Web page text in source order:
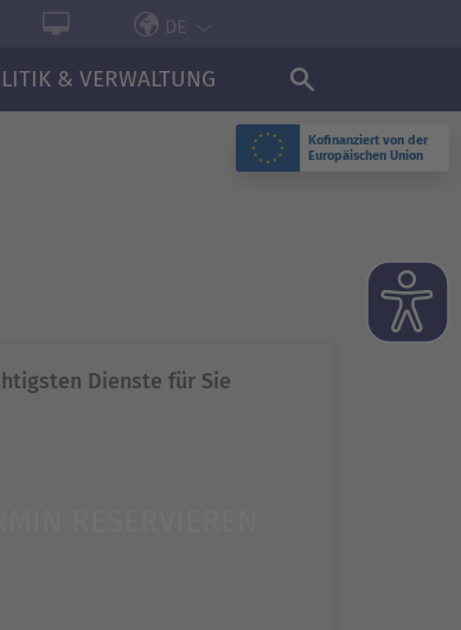
Kofinanziert von der
Europäischen Union
DE
& VERWALTUNG
Dienste für Sie